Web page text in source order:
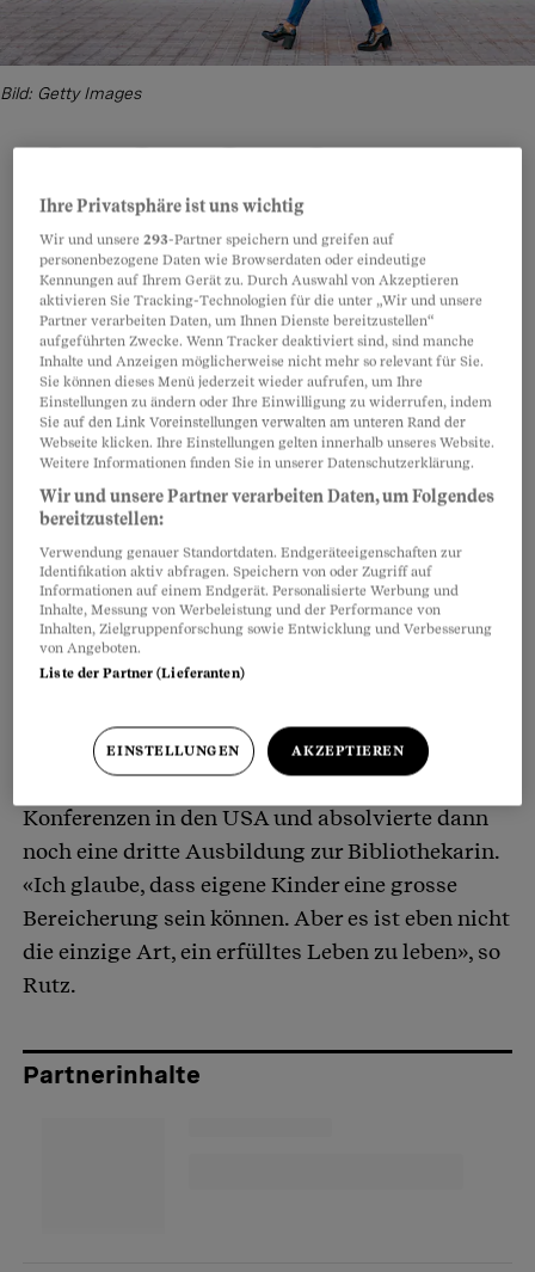
Bild: Getty Images
Teilen Anhören Merken Kommentare
Artikel teilen
Mit der Frage «Wie definiert sich Leben?»
konfrontierte Charlotte Rutz ihre Studierenden
gern gleich in der ersten Unterrichtsstunde.
«Fortpflanzung ist nur eines von fünf
Merkmalen. Die anderen sind Wachstum,
Bewegung, Stoffwechsel und Atmung.» Rutz hat
sich nie für oder gegen eine Karriere, für oder
gegen Kinder entschieden. «Mich hat stets meine
Neugierde angetrieben», erzählt sie.
Als ihre Freundinnen häuslich wurden und
Kinder bekamen, absolvierte die heute 68-
Jährige als Zweitausbildung ein
eine meeresbiologische Exkursion an die Adria,
präsentierte Forschungsresultate an
Konferenzen in den USA und absolvierte dann
noch eine dritte Ausbildung zur Bibliothekarin.
«Ich glaube, dass eigene Kinder eine grosse
Bereicherung sein können. Aber es ist eben nicht
die einzige Art, ein erfülltes Leben zu leben», so
Rutz.
Partnerinhalte
Ihre Privatsphäre ist uns wichtig
Wir und unsere293-Partner speichern und greifen auf
personenbezogene Daten wie Browserdaten oder eindeutige
Kennungen auf Ihrem Gerät zu. Durch Auswahl von Akzeptieren
aktivieren Sie Tracking-Technologien für die unter „Wir und unsere
Partner verarbeiten Daten, um Ihnen Dienste bereitzustellen“
aufgeführten Zwecke. Wenn Tracker deaktiviert sind, sind manche
Inhalte und Anzeigen möglicherweise nicht mehr so relevant für Sie.
Sie können dieses Menü jederzeit wieder aufrufen, um Ihre
Einstellungen zu ändern oder Ihre Einwilligung zu widerrufen, indem
Sie auf den Link Voreinstellungen verwalten am unteren Rand der
Webseite klicken. Ihre Einstellungen gelten innerhalb unseres Website.
Weitere Informationen finden Sie in unserer Datenschutzerklärung.
Wir und unsere Partner verarbeiten Daten, um Folgendes
bereitzustellen:
Verwendung genauer Standortdaten. Endgeräteeigenschaften zur
Identifikation aktiv abfragen. Speichern von oder Zugriff auf
Informationen auf einem Endgerät. Personalisierte Werbung und
Inhalte, Messung von Werbeleistung und der Performance von
Inhalten, Zielgruppenforschung sowie Entwicklung und Verbesserung
von Angeboten.
Liste der Partner (Lieferanten)
EINSTELLUNGEN AKZEPTIEREN